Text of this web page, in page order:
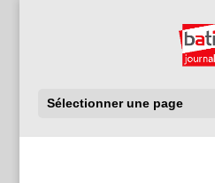
Sélectionner une page